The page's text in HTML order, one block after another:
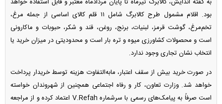
بود. اقلام مشمول طرح کالابرگ شامل ۱۱ قلم کالای اساسی از جمله مرغ،
تخم‌مرغ، گوشت قرمز، لبنیات، برنج، روغن، قند و شکر، حبوبات و ماکارونی
است و محصولات کشاورزی میوه و تره بار است و محدودیتی در میزان خرید یا
انتخاب نشان تجاری وجود ندارد.
در صورت خرید بیش از سقف اعتبار، مابه‌التفاوت هزینه توسط خریدار پرداخت
خواهد شد. وزارت تعاون، کار و رفاه اجتماعی همچنین از شهروندان خواسته
است صرفاً به پیامک‌های رسمی با سرشماره V.Refah اعتماد کرده و از مراجعه